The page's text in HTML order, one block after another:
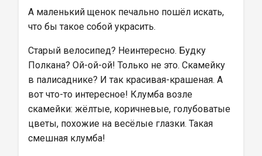
А маленький щенок печально пошёл искать,
что бы такое собой украсить.
Старый велосипед? Неинтересно. Будку
Полкана? Ой-ой-ой! Только не это. Скамейку
в палисаднике? И так красивая-крашеная. А
вот что-то интересное! Клумба возле
скамейки: жёлтые, коричневые, голубоватые
цветы, похожие на весёлые глазки. Такая
смешная клумба!